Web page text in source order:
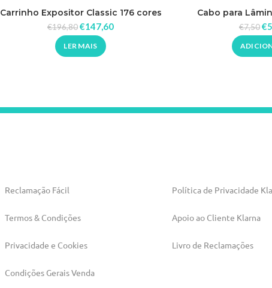
Carrinho Expositor Classic 176 cores
Dompel
€196,80€147,60
LER MAIS
Cabo para
€7,50€
Reclamação Fácil
Termos & Condições
Privacidade e Cookies
Condições Gerais Venda
Política de Privacidade
Apoio ao Cliente Klarna
Livro de Reclamações